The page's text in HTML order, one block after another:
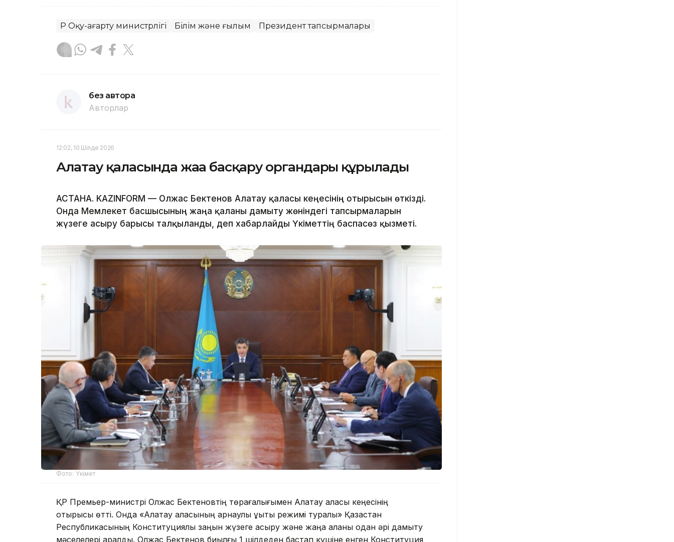
ҚР Оқу-ағарту министрлігі Білім және ғылым Президент тапсырмалары
без автора
Авторлар
12:02, 10 Шілде 2026
Алатау қаласында жаңа басқару органдары құрылады
АСТАНА. KAZINFORM — Олжас Бектенов Алатау қаласы кеңесінің отырысын өткізді.
Онда Мемлекет басшысының жаңа қаланы дамыту жөніндегі тапсырмаларын
жүзеге асыру барысы талқыланды, деп хабарлайды Үкіметтің баспасөз қызметі.
Фото: Үкімет
ҚР Премьер-министрі Олжас Бектеновтің төрағалығымен Алатау қаласы кеңесінің
отырысы өтті. Онда «Алатау қаласының арнаулы құқықтық режимі туралы» Қазақстан
Республикасының Конституциялық заңын жүзеге асыру және жаңа қаланы одан әрі дамыту
мәселелері қаралды. Олжас Бектенов биылғы 1 шілдеден бастап күшіне енген Конституция